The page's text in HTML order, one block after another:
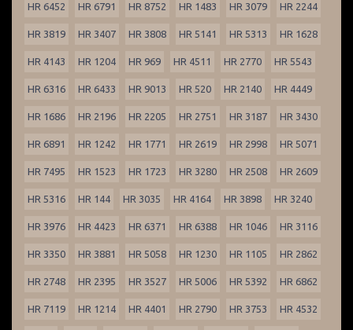
HR 6452 HR 6791 HR 8752 HR 1483 HR 3079 HR 2244
HR 3819 HR 3407 HR 3808 HR 5141 HR 5313 HR 1628
HR 4143 HR 1204 HR 969 HR 4511 HR 2770 HR 5543
HR 6316 HR 6433 HR 9013 HR 520 HR 2140 HR 4449
HR 1686 HR 2196 HR 2205 HR 2751 HR 3187 HR 3430
HR 6891 HR 1242 HR 1771 HR 2619 HR 2998 HR 5071
HR 7495 HR 1523 HR 1723 HR 3280 HR 2508 HR 2609
HR 5316 HR 144 HR 3035 HR 4164 HR 3898 HR 3240
HR 3976 HR 4423 HR 6371 HR 6388 HR 1046 HR 3116
HR 3350 HR 3881 HR 5058 HR 1230 HR 1105 HR 2862
HR 2748 HR 2395 HR 3527 HR 5006 HR 5392 HR 6862
HR 7119 HR 1214 HR 4401 HR 2790 HR 3753 HR 4532